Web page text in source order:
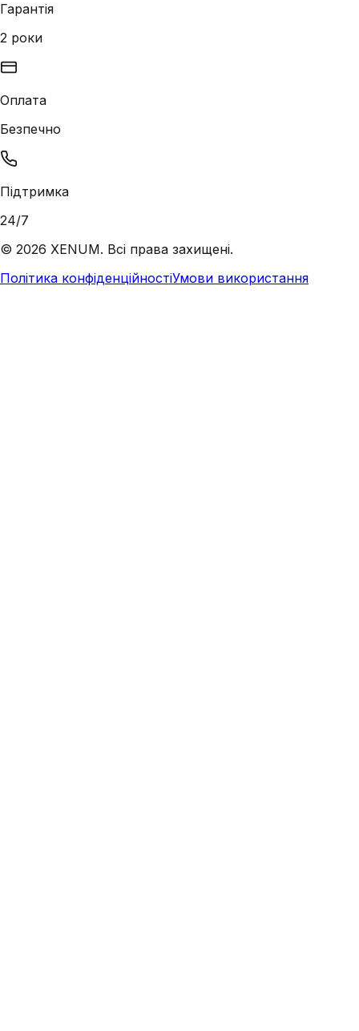
Гарантія
2 роки
Оплата
Безпечно
Підтримка
24/7
© 2026 XENUM. Всі права захищені.
Політика конфіденційностіУмови використання